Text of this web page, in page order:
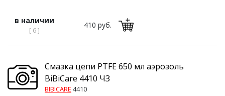
в наличии
[ 6 ]
410 руб.
Смазка цепи PTFE 650 мл аэрозоль
BiBiCare 4410 ЧЗ
BIBICARE 4410